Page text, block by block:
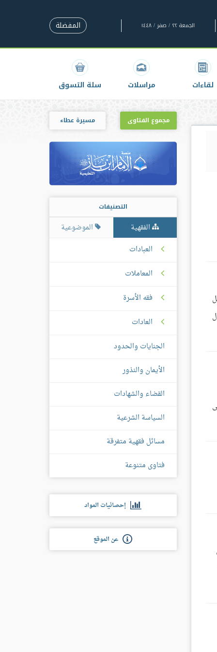
الجمعة ٢٢ / صفر / ١٤٤٨ المفضلة
لقاءات مراسلات سلة التسوق
مجموع الفتاوى مسيرة عطاء
التصنيفات
الفقهية
الموضوعية
العبادات
المعاملات
فقه الأسرة
العادات
الجنايات والحدود
الأيمان والنذور
القضاء والشهادات
السياسة الشرعية
مسائل فقهية متفرقة
فتاوى متنوعة
إحصائيات المواد
عن الموقع